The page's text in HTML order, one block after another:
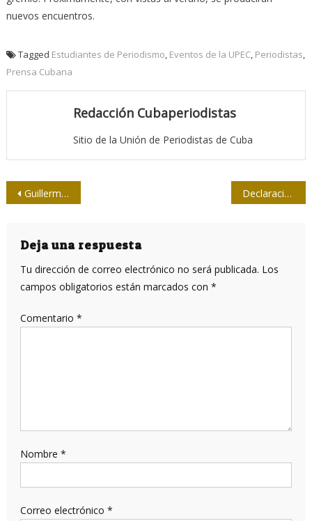
nuevos encuentros.
Tagged Estudiantes de Periodismo, Eventos de la UPEC, Periodistas,
Prensa Cubana
Redacción Cubaperiodistas
Sitio de la Unión de Periodistas de Cuba
Navegación
entradas
Guillermo Cabrales, ¡cará…! Declaración de la Upec: Periodistas cubanos condenan política de Trump
Deja una respuesta
Tu dirección de correo electrónico no será publicada. Los
campos obligatorios están marcados con *
Comentario *
Nombre *
Correo electrónico *